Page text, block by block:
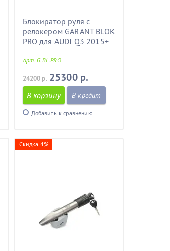
Блокиратор руля с
релокером GARANT BLOK
PRO для AUDI Q3 2015+
Арт. G.BL.PRO
24200 р. 25300 р.
В корзину В кредит
Добавить к сравнению
Скидка 4%